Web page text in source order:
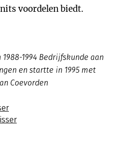
voordelen biedt.
1994 Bedrijfskunde aan
en startte in 1995 met
Coevorden